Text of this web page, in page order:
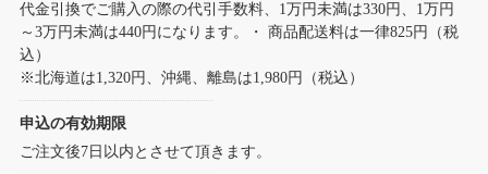
代金引換でご購入の際の代引手数料、1万円未満は330円、1万円
～3万円未満は440円になります。・ 商品配送料は一律825円（税
込）
※北海道は1,320円、沖縄、離島は1,980円（税込）
申込の有効期限
ご注文後7日以内とさせて頂きます。